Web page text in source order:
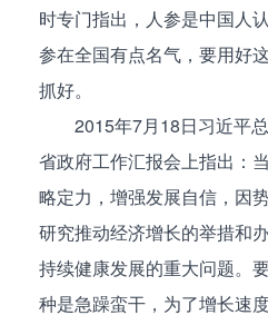
时专门指出，人参是中国人
参在全国有点名气，要用好
抓好。
2015年7月18日习近平总
省政府工作汇报会上指出：
略定力，增强发展自信，因
研究推动经济增长的举措和
持续健康发展的重大问题。
种是急躁蛮干，为了增长速